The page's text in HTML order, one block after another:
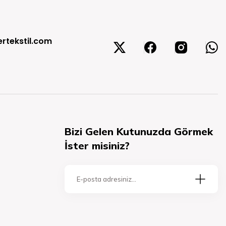
Bizi Gelen Kutunuzda Görmek
İster misiniz?